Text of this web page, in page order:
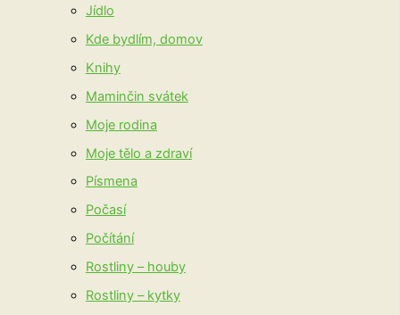
Jídlo
Kde bydlím, domov
Knihy
Maminčin svátek
Moje rodina
Moje tělo a zdraví
Písmena
Počasí
Počítání
Rostliny – houby
Rostliny – kytky